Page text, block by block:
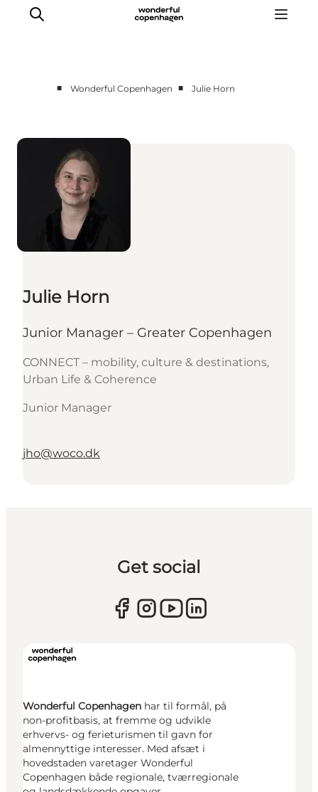
Press Room
About Wonderful Copenhagen
DestinationPay
■ Wonderful Copenhagen ■ Julie Horn
Julie Horn
Junior Manager – Greater Copenhagen
CONNECT – mobility, culture & destinations,
Urban Life & Coherence
Junior Manager
jho@woco.dk
Get social
Wonderful Copenhagen har til formål, på
non-profitbasis, at fremme og udvikle
erhvervs- og ferieturismen til gavn for
almennyttige interesser. Med afsæt i
hovedstaden varetager Wonderful
Copenhagen både regionale, tværregionale